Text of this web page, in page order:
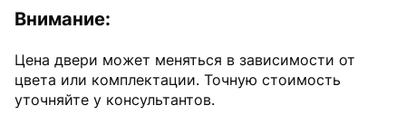
Размер
Толщина полотна 50 мм
Угол открывания
Внимание:
Цена двери может меняться в зависимости от
цвета или комплектации. Точную стоимость
уточняйте у консультантов.